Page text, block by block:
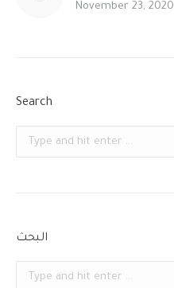
November 23, 2020
Search
Search:
البحث
Search: